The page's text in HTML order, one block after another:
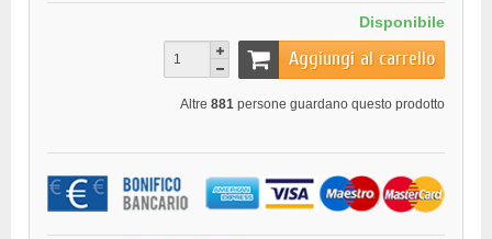
Disponibile
Aggiungi al carrello
Altre 881 persone guardano questo prodotto